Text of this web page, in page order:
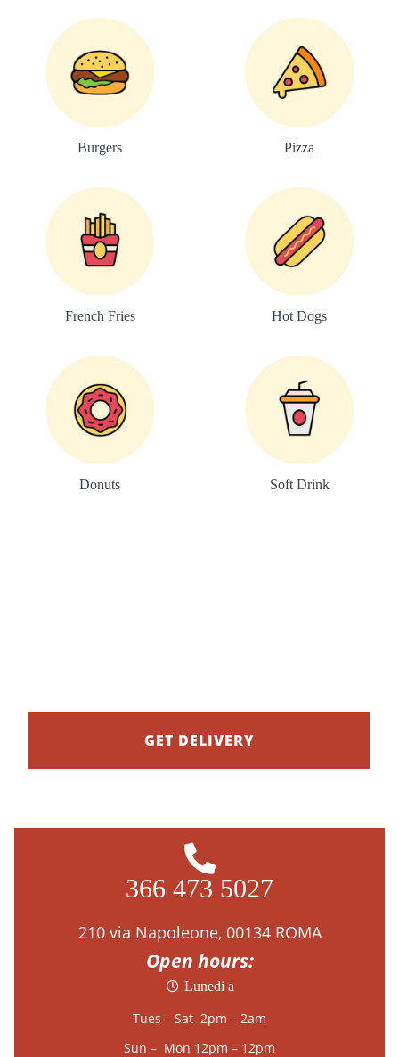
Burgers Pizza​
French Fries Hot Dogs​​
Donuts Soft Drink​
366 473 5027
210 via Napoleone, 00134 ROMA
Open hours:
Lunedi a
Tues – Sat 2pm – 2am
Sun – Mon 12pm – 12pm
GET DELIVERY